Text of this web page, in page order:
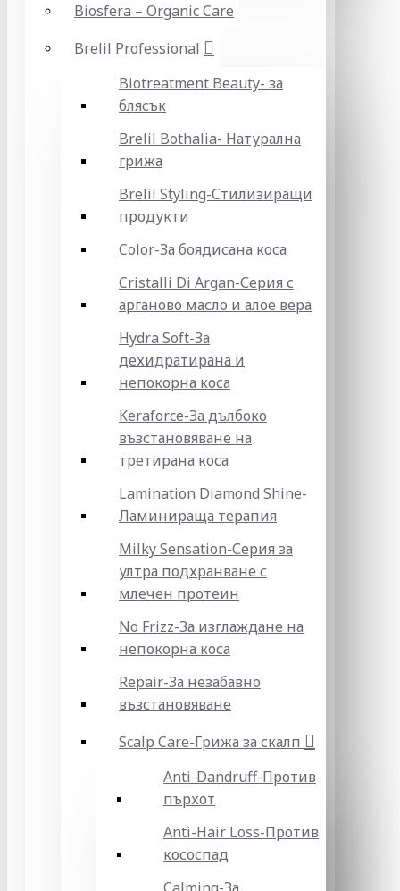
Biosfera – Organic Care
Brelil Professional
Biotreatment Beauty- за
блясък
Brelil Bothalia- Натурална
грижа
Brelil Styling-Стилизиращи
продукти
Color-За боядисана коса
Cristalli Di Argan-Серия с
арганово масло и алое вера
Hydra Soft-За
дехидратирана и
непокорна коса
Keraforce-За дълбоко
възстановяване на
третирана коса
Lamination Diamond Shine-
Ламинираща терапия
Milky Sensation-Серия за
ултра подхранване с
млечен протеин
No Frizz-За изглаждане на
непокорна коса
Repair-За незабавно
възстановяване
Scalp Care-Грижа за скалп
Anti-Dandruff-Против
пърхот
Anti-Hair Loss-Против
кососпад